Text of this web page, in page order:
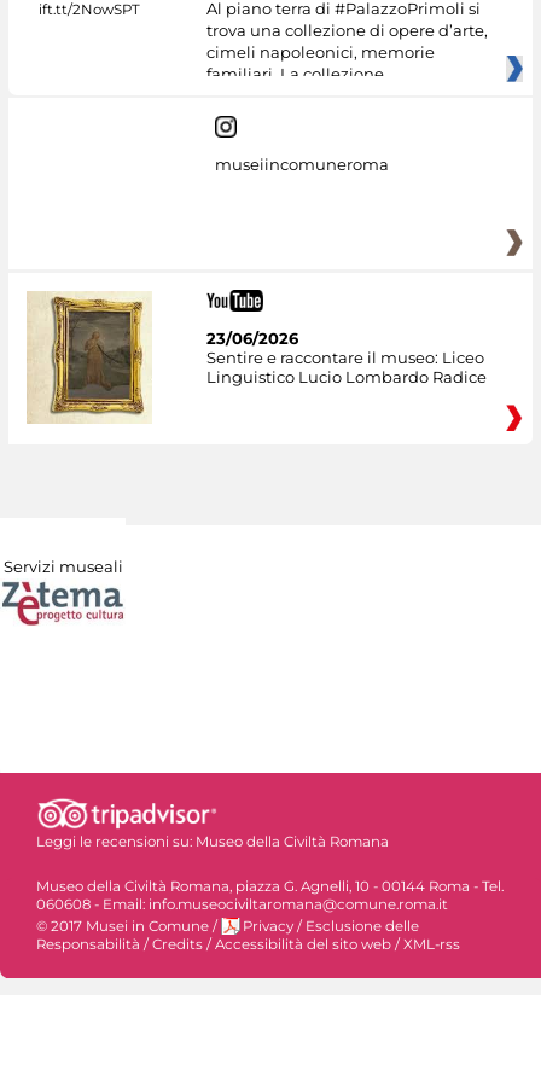
Al piano terra di #PalazzoPrimoli si
trova una collezione di opere d’arte,
cimeli napoleonici, memorie
familiari. La collezione
museiincomuneroma
23/06/2026
Sentire e raccontare il museo: Liceo
Linguistico Lucio Lombardo Radice
Servizi museali
Leggi le recensioni su: Museo della Civiltà Romana
Museo della Civiltà Romana, piazza G. Agnelli, 10 - 00144 Roma - Tel.
060608 - Email: info.museociviltaromana@comune.roma.it
© 2017 Musei in Comune / Privacy / Esclusione delle
Responsabilità / Credits / Accessibilità del sito web / XML-rss